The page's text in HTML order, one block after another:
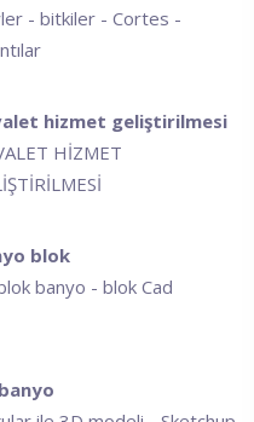
- bitkiler - Cortes -
hizmet geliştirilmesi
HİZMET
blok
banyo - blok Cad